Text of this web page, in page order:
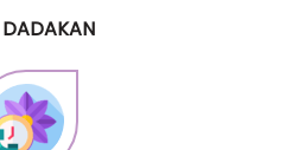
DADAKAN